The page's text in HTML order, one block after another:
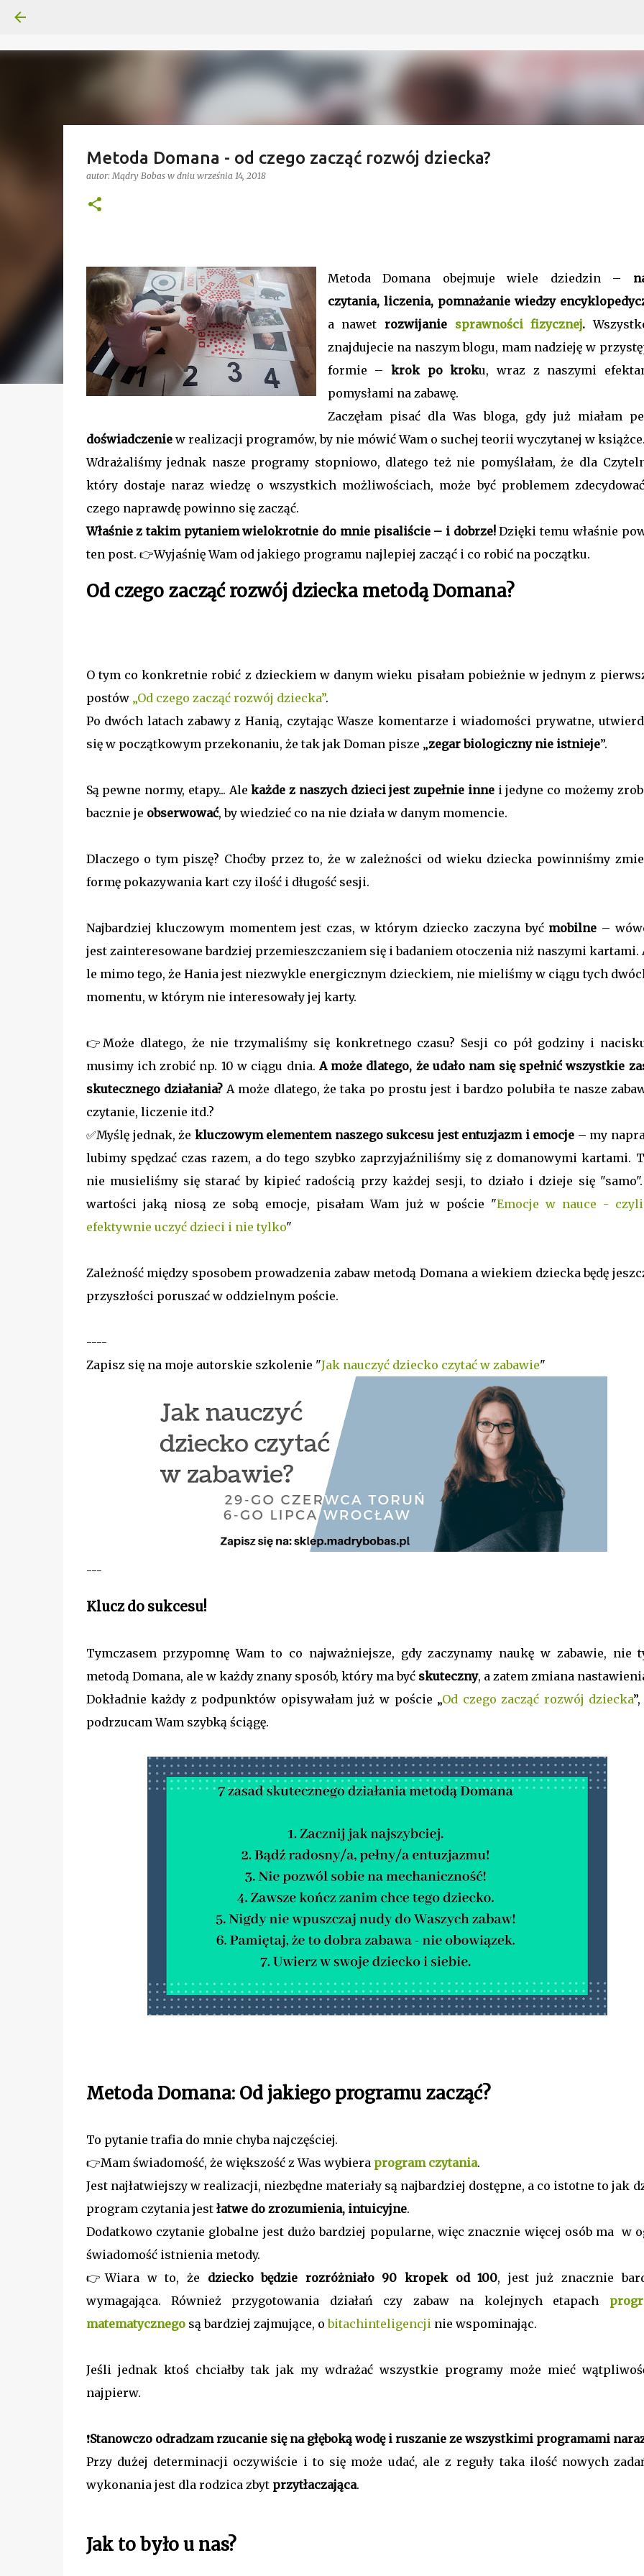
Metoda Domana - od czego zacząć rozwój dziecka?
autor:Mądry Bobas w dniu września 14, 2018
Metoda Domana obejmuje wiele dziedzin –
czytania, liczenia, pomnażanie wiedzy
a nawet rozwijanie sprawności fizycznej.
znajdujecie na naszym blogu, mam nadzieję w
formie – krok po kroku, wraz z naszymi
pomysłami na zabawę.
Zaczęłam pisać dla Was bloga, gdy już miałam
doświadczeniew realizacji programów, by nie mówić Wam o suchej teorii wyczytanej w książce.
Wdrażaliśmy jednak nasze programy stopniowo, dlatego też nie pomyślałam, że dla
który dostaje naraz wiedzę o wszystkich możliwościach, może być problemem
czego naprawdę powinno się zacząć.
Właśnie z takim pytaniem wielokrotnie do mnie pisaliście – i dobrze!Dzięki temu właśnie
ten post. 👉Wyjaśnię Wam od jakiego programu najlepiej zacząć i co robić na początku.
Od czego zacząć rozwój dziecka metodą Domana?
O tym co konkretnie robić z dzieckiem w danym wieku pisałam pobieżnie w jednym z
postów „Od czego zacząć rozwój dziecka”.
Po dwóch latach zabawy z Hanią, czytając Wasze komentarze i wiadomości prywatne,
się w początkowym przekonaniu, że tak jak Doman pisze „zegar biologiczny nie istnieje”.
Są pewne normy, etapy... Alekażde z naszych dzieci jest zupełnie innei jedyne co możemy
bacznie je obserwować, by wiedzieć co na nie działa w danym momencie.
Dlaczego o tym piszę? Choćby przez to, że w zależności od wieku dziecka powinniśmy
formę pokazywania kart czy ilość i długość sesji.
Najbardziej kluczowym momentem jest czas, w którym dziecko zaczyna być mobilne –
jest zainteresowane bardziej przemieszczaniem się i badaniem otoczenia niż naszymi kartami.
le mimo tego, że Hania jest niezwykle energicznym dzieckiem, nie mieliśmy w ciągu tych
momentu, w którym nie interesowały jej karty.
👉Może dlatego, że nie trzymaliśmy się konkretnego czasu? Sesji co pół godziny i
musimy ich zrobić np. 10 w ciągu dnia. A może dlatego, że udało nam się spełnić wszystkie
skutecznego działania? A może dlatego, że taka po prostu jest i bardzo polubiła te nasze
czytanie, liczenie itd.?
✅Myślę jednak, że kluczowym elementem naszego sukcesu jest entuzjazm i emocje – my
lubimy spędzać czas razem, a do tego szybko zaprzyjaźniliśmy się z domanowymi kartami.
nie musieliśmy się starać by kipieć radością przy każdej sesji, to działo i dzieje się
wartości jaką niosą ze sobą emocje, pisałam Wam już w poście "Emocje w nauce -
efektywnie uczyć dzieci i nie tylko"
Zależność między sposobem prowadzenia zabaw metodą Domana a wiekiem dziecka będę
przyszłości poruszać w oddzielnym poście.
----
Zapisz się na moje autorskie szkolenie "Jak nauczyć dziecko czytać w zabawie"
---
Klucz do sukcesu!
Tymczasem przypomnę Wam to co najważniejsze, gdy zaczynamy naukę w zabawie, nie
metodą Domana, ale w każdy znany sposób, który ma byćskuteczny, a zatem zmiana
Dokładnie każdy z podpunktów opisywałam już w poście „Od czego zacząć rozwój dziecka
podrzucam Wam szybką ściągę.
Metoda Domana: Od jakiego programu zacząć?
To pytanie trafia do mnie chyba najczęściej.
👉Mam świadomość, że większość z Was wybiera program czytania.
Jest najłatwiejszy w realizacji, niezbędne materiały są najbardziej dostępne, a co istotne to jak
program czytania jest łatwe do zrozumienia, intuicyjne.
Dodatkowo czytanie globalne jest dużo bardziej popularne, więc znacznie więcej osób ma w
świadomość istnienia metody.
👉Wiara w to, że dziecko będzie rozróżniało 90 kropek od 100, jest już znacznie
wymagająca. Również przygotowania działań czy zabaw na kolejnych etapach
matematycznegosą bardziej zajmujące, obitachinteligencjinie wspominając.
Jeśli jednak ktoś chciałby tak jak my wdrażać wszystkie programy może mieć
najpierw.
❗Stanowczo odradzam rzucanie się na głęboką wodę i ruszanie ze wszystkimi programami
Przy dużej determinacji oczywiście i to się może udać, ale z reguły taka ilość nowych
wykonania jest dla rodzica zbyt przytłaczająca.
Jak to było u nas?